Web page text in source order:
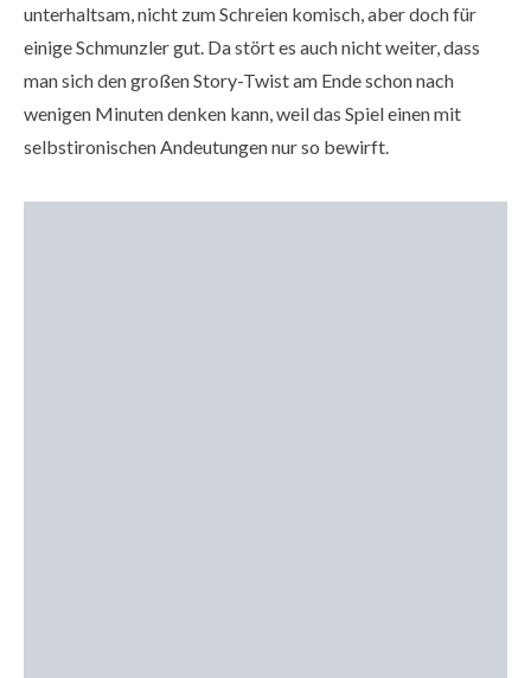
unterhaltsam, nicht zum Schreien komisch, aber doch für
einige Schmunzler gut. Da stört es auch nicht weiter, dass
man sich den großen Story-Twist am Ende schon nach
wenigen Minuten denken kann, weil das Spiel einen mit
selbstironischen Andeutungen nur so bewirft.